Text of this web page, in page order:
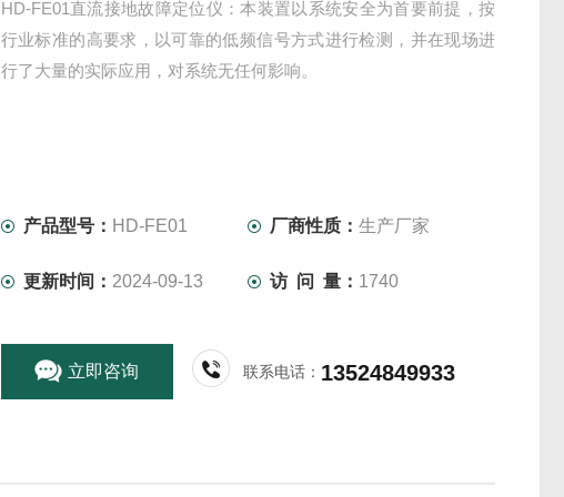
HD-FE01直流接地故障定位仪：本装置以系统安全为首要前提，按
行业标准的高要求，以可靠的低频信号方式进行检测，并在现场进
行了大量的实际应用，对系统无任何影响。
产品型号： HD-FE01 厂商性质：生产厂家
更新时间： 2024-09-13 访 问 量： 1740
立即咨询 联系电话： 13524849933